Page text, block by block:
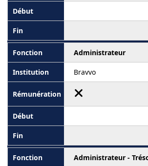
Administrateur
Bravvo
Administrateur -